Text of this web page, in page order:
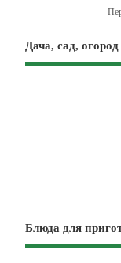
Дача, сад, огород
Блюда для